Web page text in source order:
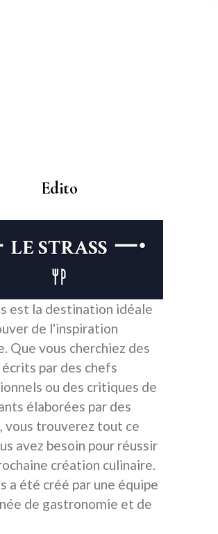
Edito
est la destination idéale
de l'inspiration
Que vous cherchiez des
par des chefs
ou des critiques de
élaborées par des
vous trouverez tout ce
avez besoin pour réussir
création culinaire.
a été créé par une équipe
de gastronomie et de